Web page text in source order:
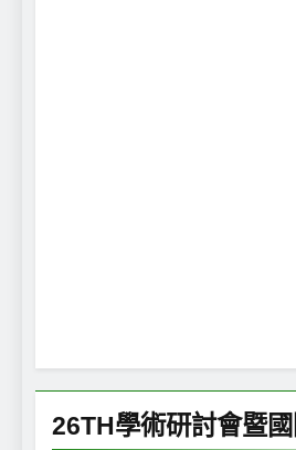
26TH學術研討會暨